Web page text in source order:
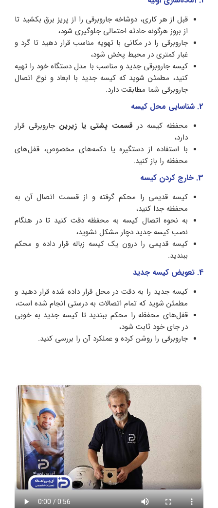
قبل از هر کاری، دوشاخه جاروبرقی را از پریز برق بکشید تا
از بروز هرگونه حادثه احتمالی جلوگیری شود،
جاروبرقی را در مکانی با تهویه مناسب قرار دهید تا گرد و
غبار کمتری در محیط پخش شود،
کیسه جاروبرقی جدید و مناسب با مدل دستگاه خود را تهیه
کنید، مطمئن شوید که کیسه جدید با ابعاد و نوع اتصال
جاروبرقی شما مطابقت دارد.
2. شناسایی محل کیسه
محفظه کیسه در قسمت پشتی یا زیرین جاروبرقی قرار
دارد،
با استفاده از دستگیره یا دکمه‌های مخصوص، قفل‌های
محفظه را باز کنید.
3. خارج کردن کیسه
کیسه قدیمی را محکم گرفته و از قسمت اتصال آن به
محفظه جدا کنید،
به نحوه اتصال کیسه به محفظه دقت کنید تا در هنگام
نصب کیسه جدید دچار مشکل نشوید،
کیسه قدیمی را درون یک کیسه زباله قرار داده و محکم
ببندید.
4. تعویض کیسه جدید
کیسه جدید را به دقت در محل قرار داده شده قرار دهید و
مطمئن شوید که تمام اتصالات به درستی انجام شده است،
قفل‌های محفظه را محکم ببندید تا کیسه جدید به خوبی
در جای خود ثابت شود،
جاروبرقی را روشن کرده و عملکرد آن را بررسی کنید.